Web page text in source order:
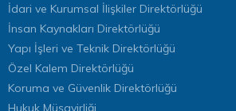
İdari ve Kurumsal İlişkiler Direktörlüğü
İnsan Kaynakları Direktörlüğü
Yapı İşleri ve Teknik Direktörlüğü
Özel Kalem Direktörlüğü
Koruma ve Güvenlik Direktörlüğü
Hukuk Müşavirliği